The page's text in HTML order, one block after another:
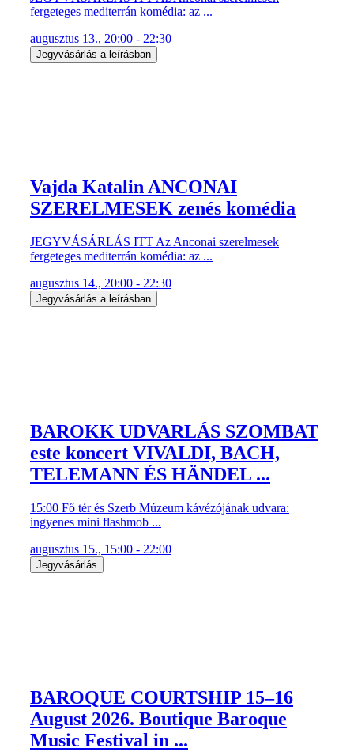
fergeteges mediterrán komédia: az ...
augusztus 13., 20:00 - 22:30
Jegyvásárlás a leírásban
Vajda Katalin ANCONAI
SZERELMESEK zenés komédia
JEGYVÁSÁRLÁS ITT Az Anconai szerelmesek
fergeteges mediterrán komédia: az ...
augusztus 14., 20:00 - 22:30
Jegyvásárlás a leírásban
BAROKK UDVARLÁS SZOMBAT
este koncert VIVALDI, BACH,
TELEMANN ÉS HÄNDEL ...
15:00 Fő tér és Szerb Múzeum kávézójának udvara:
ingyenes mini flashmob ...
augusztus 15., 15:00 - 22:00
Jegyvásárlás
BAROQUE COURTSHIP 15–16
August 2026. Boutique Baroque
Music Festival in ...